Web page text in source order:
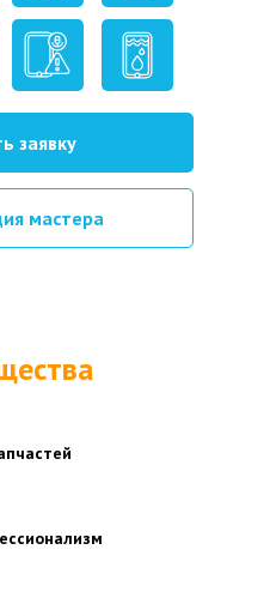
заявку
мастера